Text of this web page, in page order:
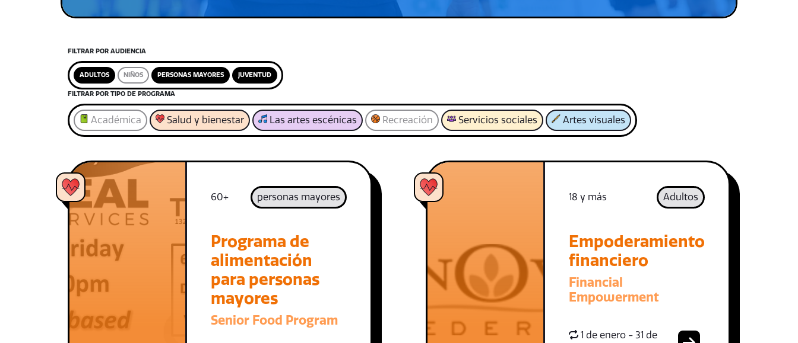
FILTRAR POR AUDIENCIA
ADULTOS NIÑOS PERSONAS MAYORES JUVENTUD
FILTRAR POR TIPO DE PROGRAMA
Académica Salud y bienestar Las artes escénicas Recreación Servicios sociales Artes visuales
60+ personas mayores
Programa de
alimentación
para personas
mayores
Senior Food Program
18 y más Adultos
Empoderamiento
financiero
Financial
Empowerment
1 de enero - 31 de